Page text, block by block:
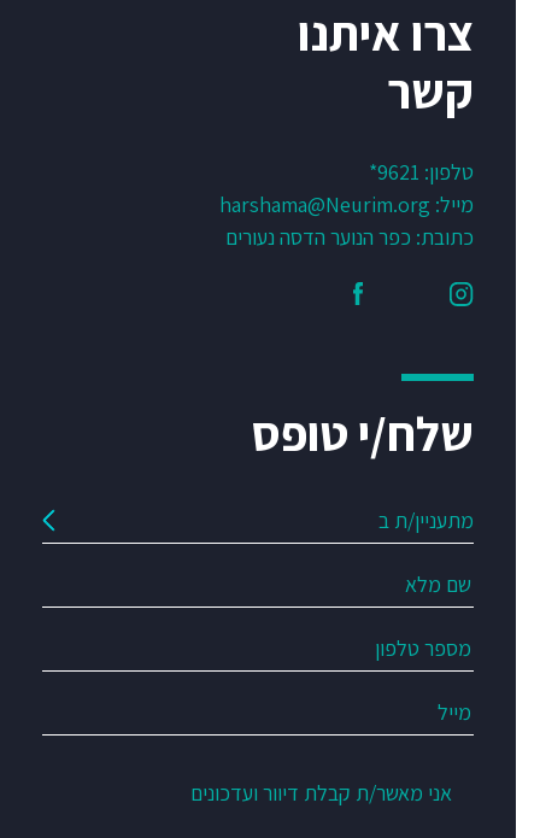
צרו איתנו
קשר
טלפון: 9621*
מייל: harshama@Neurim.org
כתובת: כפר הנוער הדסה נעורים
שלח/י טופס
אני מאשר/ת קבלת דיוור ועדכונים